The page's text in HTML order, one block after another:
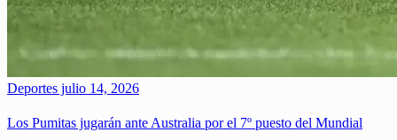
Deportes julio 14, 2026
Los Pumitas jugarán ante Australia por el 7º puesto del Mundial